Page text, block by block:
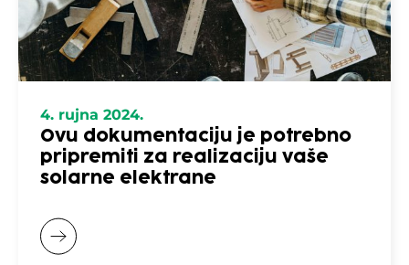
4. rujna 2024.
Ovu dokumentaciju je potrebno
pripremiti za realizaciju vaše
solarne elektrane